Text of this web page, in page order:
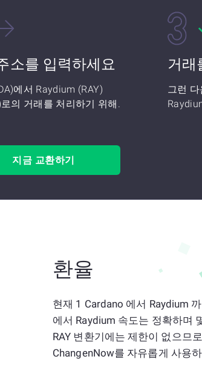
소를 입력하세요
에서 Raydium (RAY)
로의 거래를 처리하기 위해.
거래
그런
지금 교환하기
환율
현재 1 Cardano 에서 Raydium
에서 Raydium 속도는 정확하며
RAY 변환기에는 제한이 없으므
ChangenNow를 자유롭게 사용